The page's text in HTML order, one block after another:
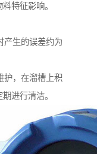
特征影响。
产生的误差约为
护，在溜槽上积
进行清洁。